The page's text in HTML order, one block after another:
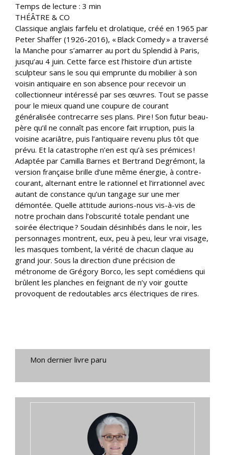
Temps de lecture : 3 min
THÉÂTRE & CO
Classique anglais farfelu et drolatique, créé en 1965 par
Peter Shaffer (1926-2016), « Black Comedy » a traversé
la Manche pour s’amarrer au port du Splendid à Paris,
jusqu’au 4 juin. Cette farce est l’histoire d’un artiste
sculpteur sans le sou qui emprunte du mobilier à son
voisin antiquaire en son absence pour recevoir un
collectionneur intéressé par ses œuvres. Tout se passe
pour le mieux quand une coupure de courant
généralisée contrecarre ses plans. Pire ! Son futur beau-
père qu’il ne connaît pas encore fait irruption, puis la
voisine acariâtre, puis l’antiquaire revenu plus tôt que
prévu. Et la catastrophe n’en est qu’à ses prémices !
Adaptée par Camilla Barnes et Bertrand Degrémont, la
version française brille d’une même énergie, à contre-
courant, alternant entre le rationnel et l’irrationnel avec
autant de constance qu’un tangage sur une mer
démontée. Quelle attitude aurions-nous vis-à-vis de
notre prochain dans l’obscurité totale pendant une
soirée électrique ? Soudain désinhibés dans le noir, les
personnages montrent, eux, peu à peu, leur vrai visage,
les masques tombent, la vérité de chacun claque au
grand jour. Sous la direction d’une précision de
métronome de Grégory Borco, les sept comédiens qui
brûlent les planches en feignant de n’y voir goutte
provoquent de redoutables arcs électriques de rires.
Mon dernier livre paru